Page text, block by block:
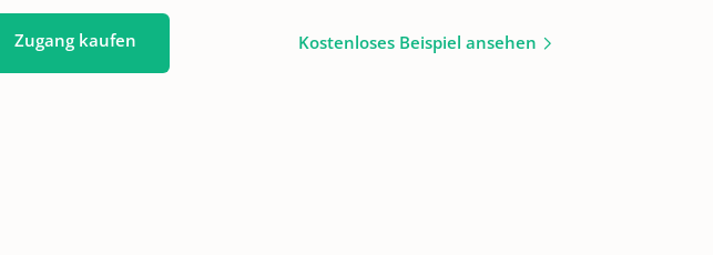
Zugang kaufen Kostenloses Beispiel ansehen